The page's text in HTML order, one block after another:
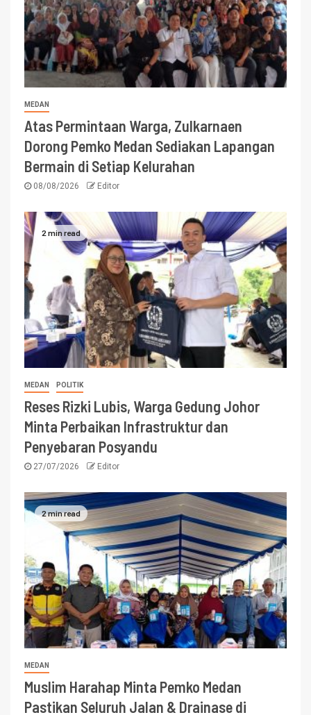
MEDAN
Atas Permintaan Warga, Zulkarnaen
Dorong Pemko Medan Sediakan Lapangan
Bermain di Setiap Kelurahan
08/08/2026 Editor
2 min read
MEDAN POLITIK
Reses Rizki Lubis, Warga Gedung Johor
Minta Perbaikan Infrastruktur dan
Penyebaran Posyandu
27/07/2026 Editor
2 min read
MEDAN
Muslim Harahap Minta Pemko Medan
Pastikan Seluruh Jalan & Drainase di